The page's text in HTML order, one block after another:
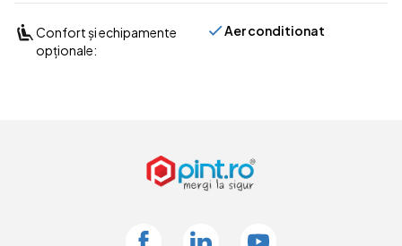
Confort și echipamente
opționale:
Aer conditionat
FacebookLinkedin Youtube